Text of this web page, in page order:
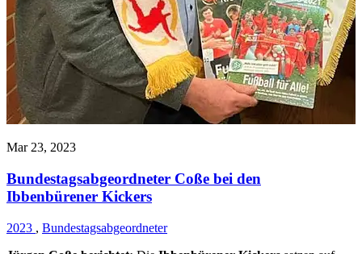
Mar 23, 2023
Bundestagsabgeordneter Coße bei den
Ibbenbürener Kickers
2023 , Bundestagsabgeordneter